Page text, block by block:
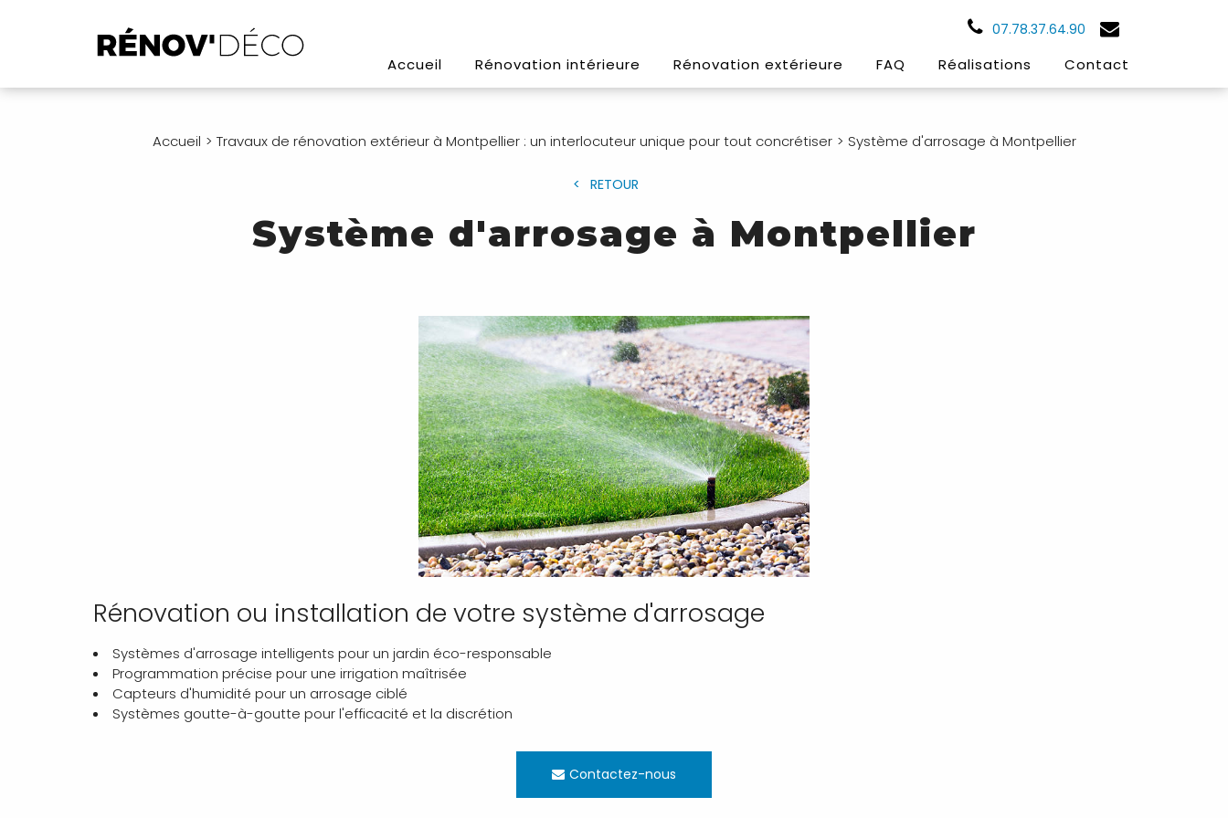
07.78.37.64.90
Accueil Rénovation intérieure Rénovation extérieure FAQ Réalisations Contact
Accueil Travaux de rénovation extérieur à Montpellier : un interlocuteur unique pour tout concrétiser Système d'arrosage à Montpellier
RETOUR
Système d'arrosage à Montpellier
Rénovation ou installation de votre système d'arrosage
Systèmes d'arrosage intelligents pour un jardin éco-responsable
Programmation précise pour une irrigation maîtrisée
Capteurs d'humidité pour un arrosage ciblé
Systèmes goutte-à-goutte pour l'efficacité et la discrétion
Contactez-nous